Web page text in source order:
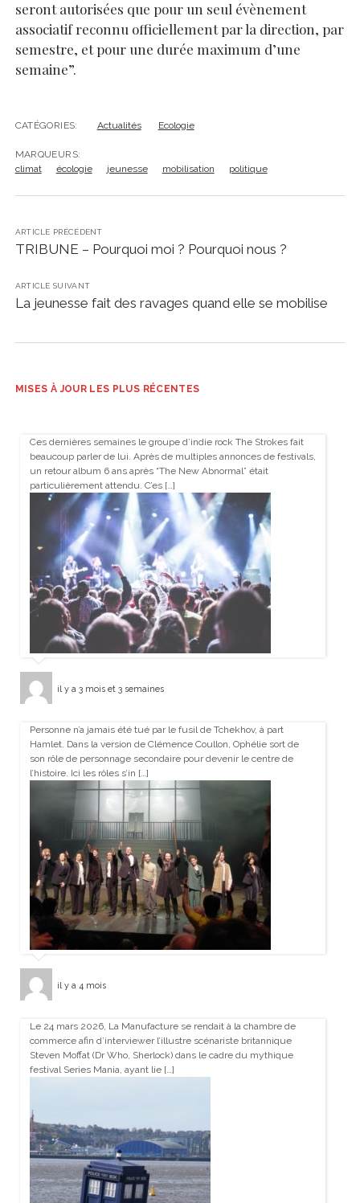
seront autorisées que pour un seul évènement
associatif reconnu officiellement par la direction, par
semestre, et pour une durée maximum d’une
semaine”.
CATÉGORIES: Actualités Ecologie
MARQUEURS:
climat
écologie jeunesse mobilisation politique
ARTICLE PRÉCÉDENT
TRIBUNE – Pourquoi moi ? Pourquoi nous ?
ARTICLE SUIVANT
La jeunesse fait des ravages quand elle se mobilise
MISES À JOUR LES PLUS RÉCENTES
Ces dernières semaines le groupe d’indie rock The Strokes fait
beaucoup parler de lui. Après de multiples annonces de festivals,
un retour album 6 ans après “The New Abnormal” était
particulièrement attendu. C’es […]
il y a 3 mois et 3 semaines
Personne n’a jamais été tué par le fusil de Tchekhov, à part
Hamlet. Dans la version de Clémence Coullon, Ophélie sort de
son rôle de personnage secondaire pour devenir le centre de
l’histoire. Ici les rôles s’in […]
il y a 4 mois
Le 24 mars 2026, La Manufacture se rendait à la chambre de
commerce afin d’interviewer l’illustre scénariste britannique
Steven Moffat (Dr Who, Sherlock) dans le cadre du mythique
festival Series Mania, ayant lie […]